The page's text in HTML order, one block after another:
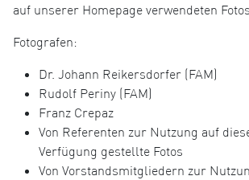
auf unserer Homepage verwendeten
Fotografen:
Dr. Johann Reikersdorfer (FAM)
Rudolf Periny (FAM)
Franz Crepaz
Von Referenten zur Nutzung auf
Verfügung gestellte Fotos
Von Vorstandsmitgliedern zur